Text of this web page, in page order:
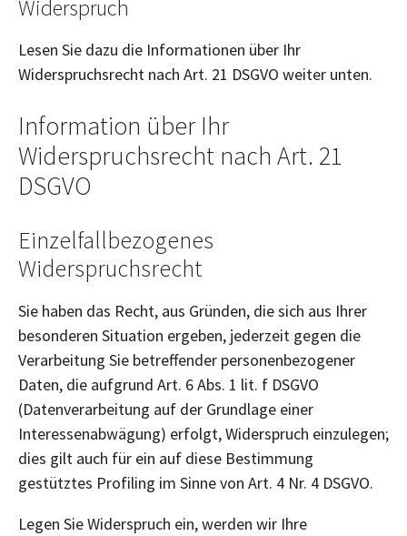
Widerspruch
Lesen Sie dazu die Informationen über Ihr
Widerspruchsrecht nach Art. 21 DSGVO weiter unten.
Information über Ihr
Widerspruchsrecht nach Art. 21
DSGVO
Einzelfallbezogenes
Widerspruchsrecht
Sie haben das Recht, aus Gründen, die sich aus Ihrer
besonderen Situation ergeben, jederzeit gegen die
Verarbeitung Sie betreffender personenbezogener
Daten, die aufgrund Art. 6 Abs. 1 lit. f DSGVO
(Datenverarbeitung auf der Grundlage einer
Interessenabwägung) erfolgt, Widerspruch einzulegen;
dies gilt auch für ein auf diese Bestimmung
gestütztes Profiling im Sinne von Art. 4 Nr. 4 DSGVO.
Legen Sie Widerspruch ein, werden wir Ihre